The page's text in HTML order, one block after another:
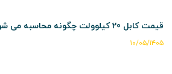
قیمت کابل 20 کیلوولت چگونه محاسبه می شود؟
۱۰/۰۵/۱۴۰۵